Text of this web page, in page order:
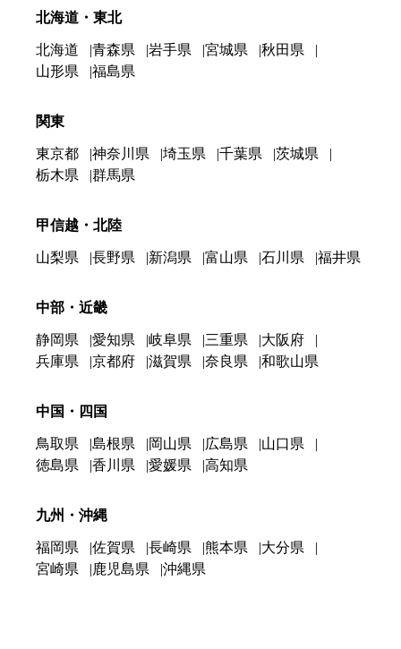
北海道・東北
北海道 青森県 岩手県 宮城県
秋田県
山形県
福島県
関東
東京都 神奈川県 埼玉県 千葉県
茨城県
栃木県
群馬県
甲信越・北陸
山梨県 長野県 新潟県 富山県 石川県 福井県
中部・近畿
静岡県 愛知県 岐阜県 三重県
大阪府
兵庫県
京都府 滋賀県 奈良県 和歌山県
中国・四国
鳥取県 島根県 岡山県 広島県
山口県
徳島県
香川県 愛媛県 高知県
九州・沖縄
福岡県 佐賀県 長崎県 熊本県
大分県
宮崎県
鹿児島県 沖縄県